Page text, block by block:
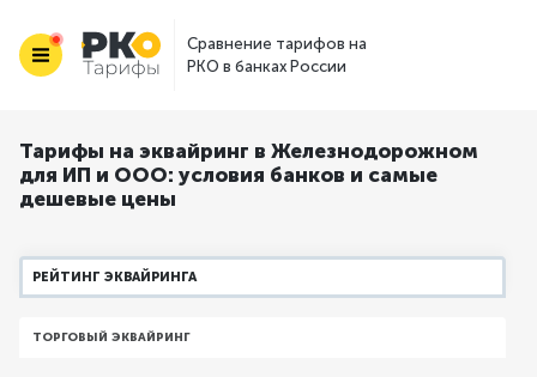
Сравнение тарифов на
РКО в банках России
Тарифы на эквайринг в Железнодорожном
для ИП и ООО: условия банков и самые
дешевые цены
РЕЙТИНГ ЭКВАЙРИНГА
ТОРГОВЫЙ ЭКВАЙРИНГ